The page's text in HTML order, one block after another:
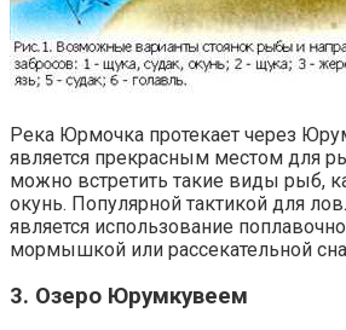
Река Юрмочка протекает через
является прекрасным местом для
можно встретить такие виды рыб,
окунь. Популярной тактикой для
является использование
мормышкой или рассекательной
3. Озеро Юрумкувеем